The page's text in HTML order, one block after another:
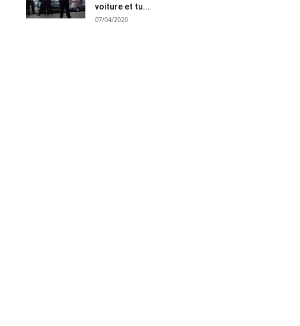
voiture et tu...
07/04/2020